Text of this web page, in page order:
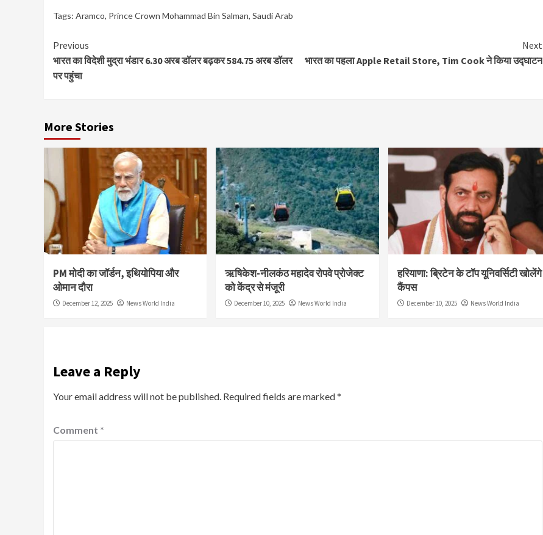
Tags: Aramco, Prince Crown Mohammad Bin Salman, Saudi Arab
Continue
Reading
Previous
भारत का विदेशी मुद्रा भंडार 6.30 अरब डॉलर बढ़कर 584.75 अरब डॉलर
पर पहुंचा
Next
भारत का पहला Apple Retail Store, Tim Cook ने किया उद्घाटन
More Stories
PM मोदी का जॉर्डन, इथियोपिया और
ओमान दौरा
December 12, 2025 News World India
ऋषिकेश-नीलकंठ महादेव रोपवे प्रोजेक्ट
को केंद्र से मंजूरी
December 10, 2025 News World India
हरियाणा: ब्रिटेन के टॉप यूनिवर्सिटी खोलेंगे
कैंपस
December 10, 2025 News World India
Leave a Reply
Your email address will not be published. Required fields are marked*
Comment *